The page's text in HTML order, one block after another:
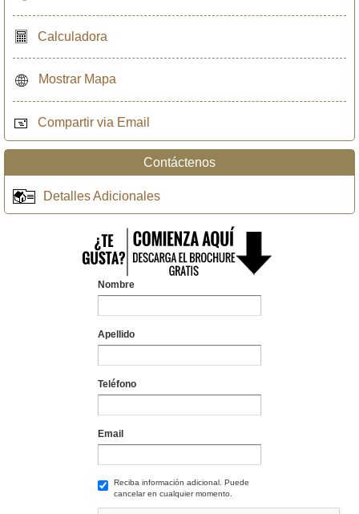
Calculadora
Mostrar Mapa
Compartir via Email
Contáctenos
Detalles Adicionales
Nombre
Apellido
Teléfono
Email
Reciba información adicional. Puede
cancelar en cualquier momento.